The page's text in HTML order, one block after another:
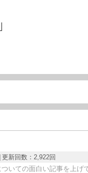
更新回数：2,922回
いての面白い記事を上げ